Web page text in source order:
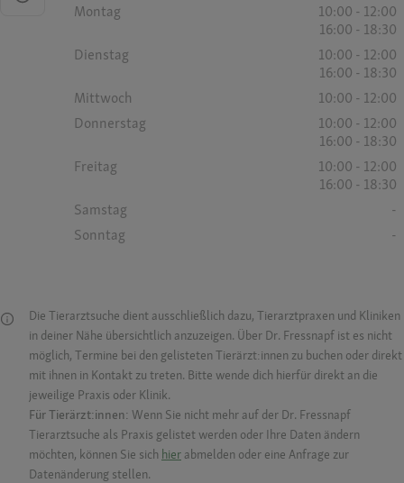
Montag
10:00 - 12:00
16:00 - 18:30
Dienstag
10:00 - 12:00
16:00 - 18:30
Mittwoch
10:00 - 12:00
Donnerstag
10:00 - 12:00
16:00 - 18:30
Freitag
10:00 - 12:00
16:00 - 18:30
Samstag
-
Sonntag
-
Die Tierarztsuche dient ausschließlich dazu, Tierarztpraxen und Kliniken
in deiner Nähe übersichtlich anzuzeigen. Über Dr. Fressnapf ist es nicht
möglich, Termine bei den gelisteten Tierärzt:innen zu buchen oder direkt
mit ihnen in Kontakt zu treten. Bitte wende dich hierfür direkt an die
jeweilige Praxis oder Klinik.
Für Tierärzt:innen: Wenn Sie nicht mehr auf der Dr. Fressnapf
Tierarztsuche als Praxis gelistet werden oder Ihre Daten ändern
möchten, können Sie sich hier abmelden oder eine Anfrage zur
Datenänderung stellen.